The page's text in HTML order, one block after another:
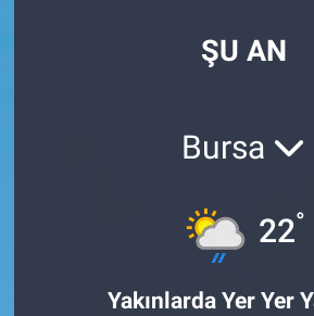
ŞU AN
Bursa
22°
Yakınlarda Yer Yer